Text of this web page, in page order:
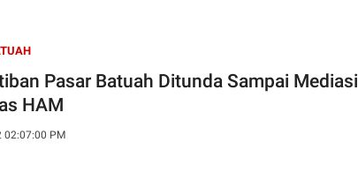
Pasar Batuah Ditunda Sampai Mediasi
HAM
PM